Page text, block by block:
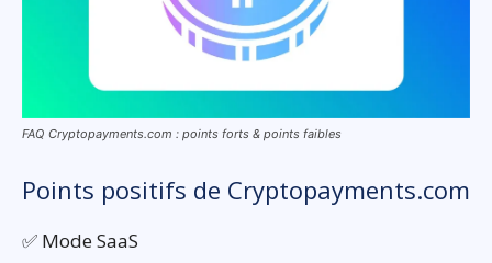
FAQ Cryptopayments.com : points forts & points faibles
Points positifs de Cryptopayments.com
✅ Mode SaaS